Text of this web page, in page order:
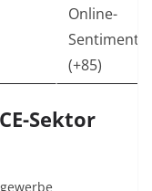
Online-
Sentiment
(+85)
Sektor